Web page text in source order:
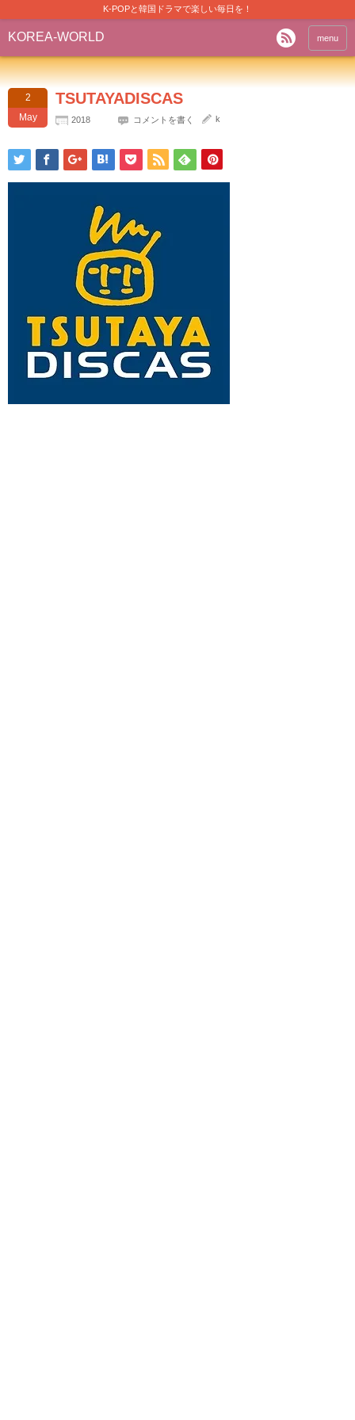
K-POPと韓国ドラマで楽しい毎日を！
KOREA-WORLD menu
2
May
TSUTAYADISCAS
2018 コメントを書く k